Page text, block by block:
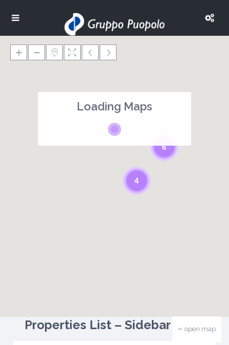
6
4
Loading Maps
open map
Properties List – Sidebar Right